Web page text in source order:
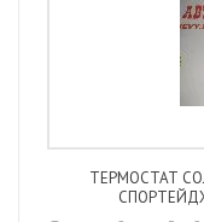
ТЕРМОСТАТ
СПОРТЕЙДЖ